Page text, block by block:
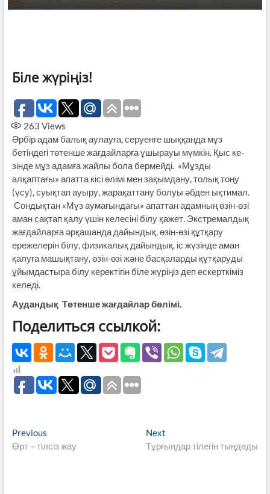
Біле жүріңіз!
263 Views
Әрбір адам балық аулауға, серуенге шық­қанда мұз
бетіндегі тө­тенше жағдайларға ұшырауы мүмкін. Қыс ке­
зінде мұз адамға жайлы бола бермейді. «Мұзды
алқаптағы» апатта кісі өлі­мі мен зақымдану, толық тоңу
(үсу), суықтап ауыру, жарақаттану болуы әбден ықтимал.
Сондықтан «Мұз аумағындағы» апаттан адамның өзін-өзі
аман сақтап қалу үшін келесіні білу қажет. Экстремалдық
жағдайларға әрқашанда дайындық, өзін-өзі құтқару
ережелерін білу, физикалық дайындық, іс жүзінде аман
қалуға машықтану, өзін-өзі және басқаларды құтқаруды
ұйымдастыра білу керектігін біле жүріңіз деп ескерткіміз
келеді.
Аудандық Төтенше жағдайлар бөлімі.
Поделиться ссылкой:
Навигация
по
PreviousPrevious
post:
Өрт – тілсіз жау
Next
post:
Тұрғындар тілегін тыңдады